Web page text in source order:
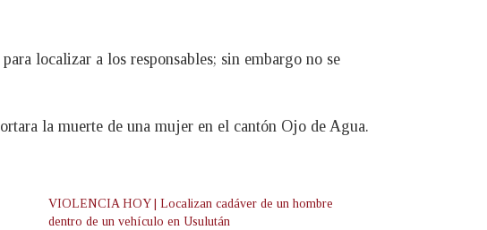
localizar a los responsables; sin embargo no se
la muerte de una mujer en el cantón Ojo de Agua.
VIOLENCIA HOY | Localizan cadáver de un hombre
dentro de un vehículo en Usulután